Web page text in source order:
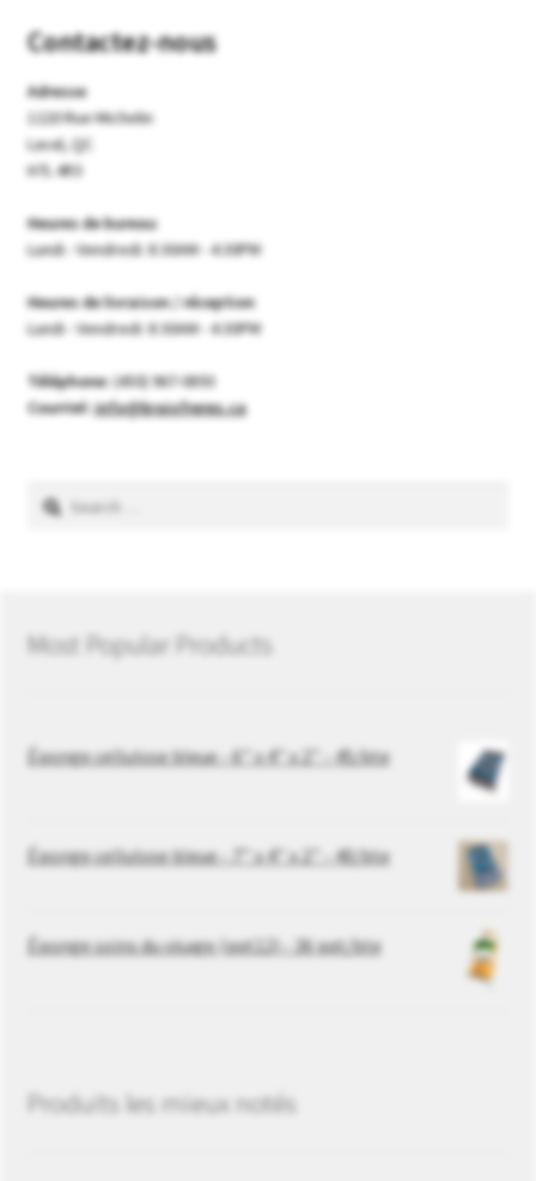
Contactez-nous
Adresse
1220 Rue Michelin
Laval, QC
H7L 4R3
Heures de bureau
Lundi - Vendredi: 8:30AM - 4:30PM
Heures de livraison / réception
Lundi - Vendredi: 8:30AM - 4:30PM
Téléphone:(450) 967-0893
Courriel:info@braisfreres.ca
Search
for:
Most Popular Products
Éponge cellulose bleue - 6’’ x 4’’ x 2’’ - 45/bte
Éponge cellulose bleue - 7’’ x 4’’ x 2’’ - 40/bte
Éponge soins du visage (pqt12) - 36 pqt/bte
Produits les mieux notés